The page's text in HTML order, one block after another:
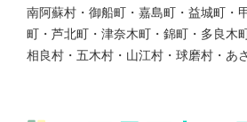
南阿蘇村・御船町・嘉島町・益城町・
町・芦北町・津奈木町・錦町・多良木
相良村・五木村・山江村・球磨村・あ